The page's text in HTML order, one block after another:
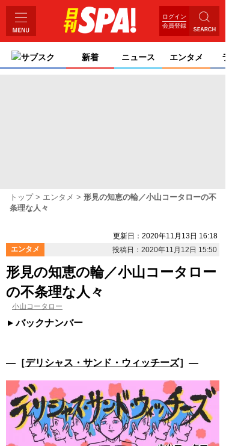
ログイン
会員登録
サブスク 新着 ニュース エンタメ ライ
トップ エンタメ
形見の知恵の輪／小山コータローの不
条理な人々
更新日：2020年11月13日 16:18
エンタメ
投稿日：2020年11月12日 15:50
形見の知恵の輪／小山コータロー
の不条理な人々
小山コータロー
バックナンバー
―［デリシャス・サンド・ウィッチーズ］―